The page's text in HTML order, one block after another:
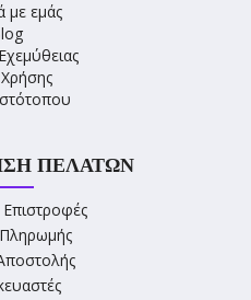
με εμάς
ΠΕΛΑΤΏΝ